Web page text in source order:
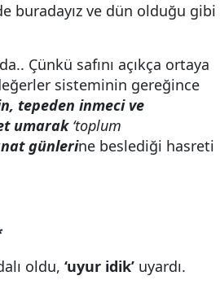
buradayız ve dün olduğu gibi
Çünkü safını açıkça ortaya
sisteminin gereğince
tepeden inmeci ve
umarak ‘toplum
günlerine beslediği hasreti
oldu, ‘uyur idik’ uyardı.